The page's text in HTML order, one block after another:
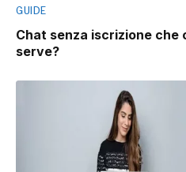
GUIDE
Chat senza iscrizione che
serve?